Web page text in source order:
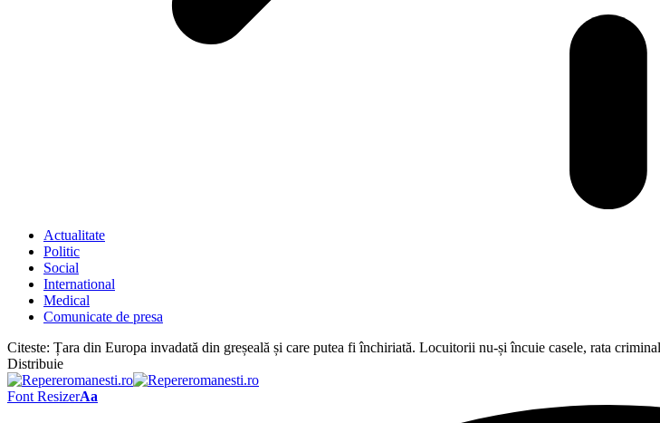
Actualitate
Politic
Social
International
Medical
Comunicate de presa
Citeste: Țara din Europa invadată din greșeală și care putea fi închiriată. Locuitorii nu-și încuie casele, rata
Distribuie
Font ResizerAa